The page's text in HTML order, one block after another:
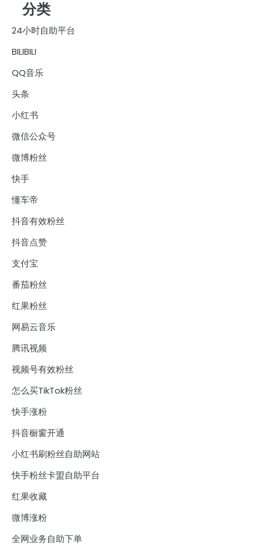
分类
24小时自助平台
BILIBILI
QQ音乐
头条
小红书
微信公众号
微博粉丝
快手
懂车帝
抖音有效粉丝
抖音点赞
支付宝
番茄粉丝
红果粉丝
网易云音乐
腾讯视频
视频号有效粉丝
怎么买TikTok粉丝
快手涨粉
抖音橱窗开通
小红书刷粉丝自助网站
快手粉丝卡盟自助平台
红果收藏
微博涨粉
全网业务自助下单